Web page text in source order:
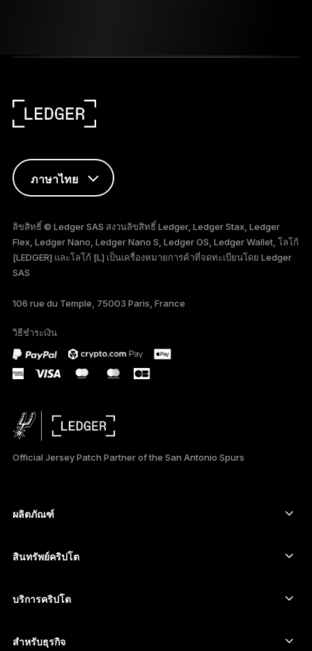
ภาษาไทย
FRANÇAIS
TÜRKÇE
DEUTSCH
PORTUGUÊS
ลิขสิทธิ์ © Ledger SAS สงวนลิขสิทธิ์ Ledger, Ledger Stax, Ledger
Flex, Ledger Nano, Ledger Nano S, Ledger OS, Ledger Wallet, โลโก้
[LEDGER] และโลโก้ [L] เป็นเครื่องหมายการค้าที่จดทะเบียนโดย Ledger
SAS
106 rue du Temple, 75003 Paris, France
วิธีชำระเงิน
Official Jersey Patch Partner of the San Antonio Spurs
ผลิตภัณฑ์
Hardware Wallet
Ledger Stax
Ledger Nano Classics
สินทรัพย์คริปโต
Ethereum Wallet
Cardano wallet
บริการคริปโต
ซื้อคริปโต
สำหรับธุรกิจ